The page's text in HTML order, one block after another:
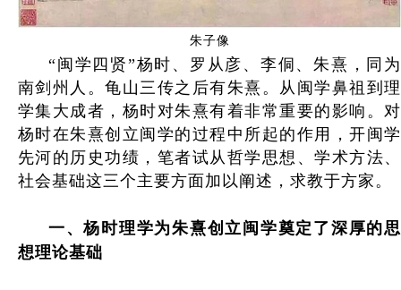
朱子像
“闽学四贤”杨时、罗从彦、李侗、朱熹，同为
南剑州人。龟山三传之后有朱熹。从闽学鼻祖到理
学集大成者，杨时对朱熹有着非常重要的影响。对
杨时在朱熹创立闽学的过程中所起的作用，开闽学
先河的历史功绩，笔者试从哲学思想、学术方法、
社会基础这三个主要方面加以阐述，求教于方家。
一、杨时理学为朱熹创立闽学奠定了深厚的思
想理论基础